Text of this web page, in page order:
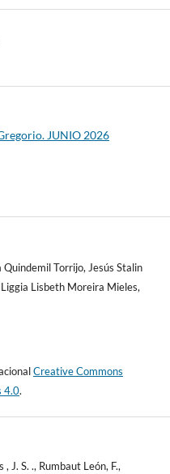
JUNIO 2026
Torrijo, Jesús Stalin
Lisbeth Moreira Mieles,
Creative Commons
4.0.
J. S. ., Rumbaut León, F.,